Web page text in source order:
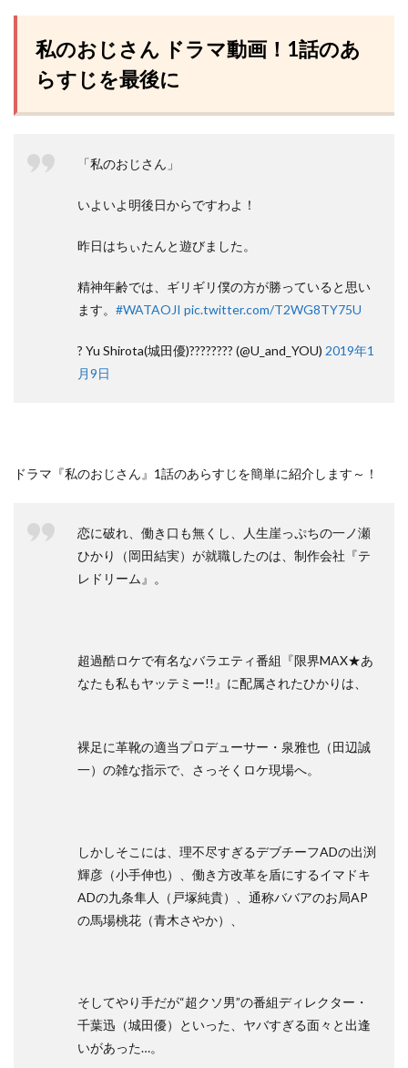
私のおじさん ドラマ動画！1話のあ
らすじを最後に
「私のおじさん」
いよいよ明後日からですわよ！
昨日はちぃたんと遊びました。
精神年齢では、ギリギリ僕の方が勝っていると思い
ます。 #WATAOJI pic.twitter.com/T2WG8TY75U
? Yu Shirota(城田優)???????? (@U_and_YOU) 2019年1
月9日
ドラマ『私のおじさん』1話のあらすじを簡単に紹介します～！
恋に破れ、働き口も無くし、人生崖っぷちの一ノ瀬
ひかり（岡田結実）が就職したのは、制作会社『テ
レドリーム』。
超過酷ロケで有名なバラエティ番組『限界MAX★あ
なたも私もヤッテミー!!』に配属されたひかりは、
裸足に革靴の適当プロデューサー・泉雅也（田辺誠
一）の雑な指示で、さっそくロケ現場へ。
しかしそこには、理不尽すぎるデブチーフADの出渕
輝彦（小手伸也）、働き方改革を盾にするイマドキ
ADの九条隼人（戸塚純貴）、通称ババアのお局AP
の馬場桃花（青木さやか）、
そしてやり手だが“超クソ男”の番組ディレクター・
千葉迅（城田優）といった、ヤバすぎる面々と出逢
いがあった…。